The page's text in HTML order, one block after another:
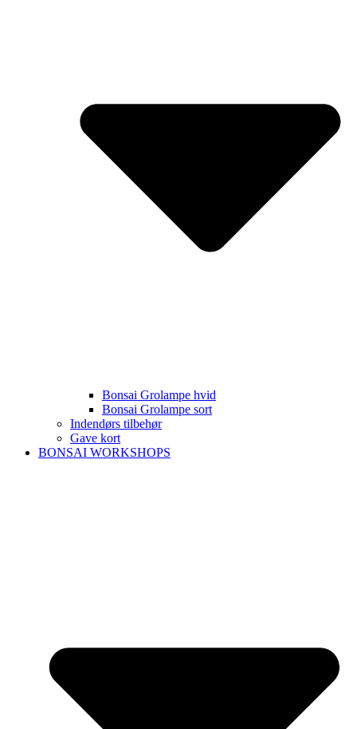
Bonsai Grolampe hvid
Bonsai Grolampe sort
Indendørs tilbehør
Gave kort
BONSAI WORKSHOPS